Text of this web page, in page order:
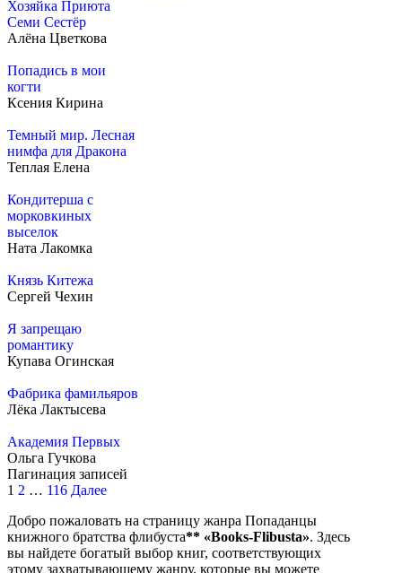
Хозяйка Приюта
Семи Сестёр
Алёна Цветкова
Попадись в мои
когти
Ксения Кирина
Темный мир. Лесная
нимфа для Дракона
Теплая Елена
Кондитерша с
морковкиных
выселок
Ната Лакомка
Князь Китежа
Сергей Чехин
Я запрещаю
романтику
Купава Огинская
Фабрика фамильяров
Лёка Лактысева
Академия Первых
Ольга Гучкова
Пагинация записей
1 2 … 116 Далее
Добро пожаловать на страницу жанра Попаданцы
книжного братства флибуста** «Books-Flibusta». Здесь
вы найдете богатый выбор книг, соответствующих
этому захватывающему жанру, которые вы можете